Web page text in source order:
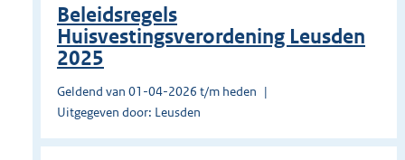
Beleidsregels
Huisvestingsverordening Leusden
2025
Geldend van 01-04-2026 t/m heden
Uitgegeven door: Leusden